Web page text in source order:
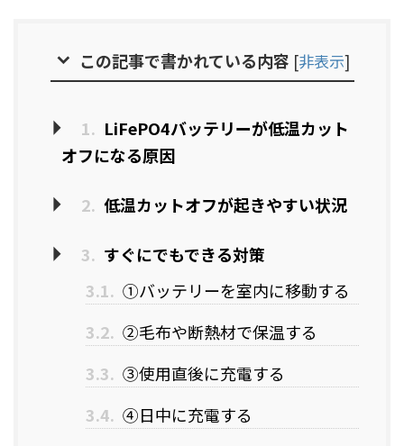
この記事で書かれている内容 [非表示]
1. LiFePO4バッテリーが低温カット
オフになる原因
2. 低温カットオフが起きやすい状況
3. すぐにでもできる対策
3.1. ①バッテリーを室内に移動する
3.2. ②毛布や断熱材で保温する
3.3. ③使用直後に充電する
3.4. ④日中に充電する